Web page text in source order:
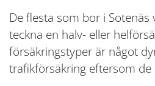
De flesta som bor i Sotenäs
teckna en halv- eller
försäkringstyper är något
trafikförsäkring eftersom de